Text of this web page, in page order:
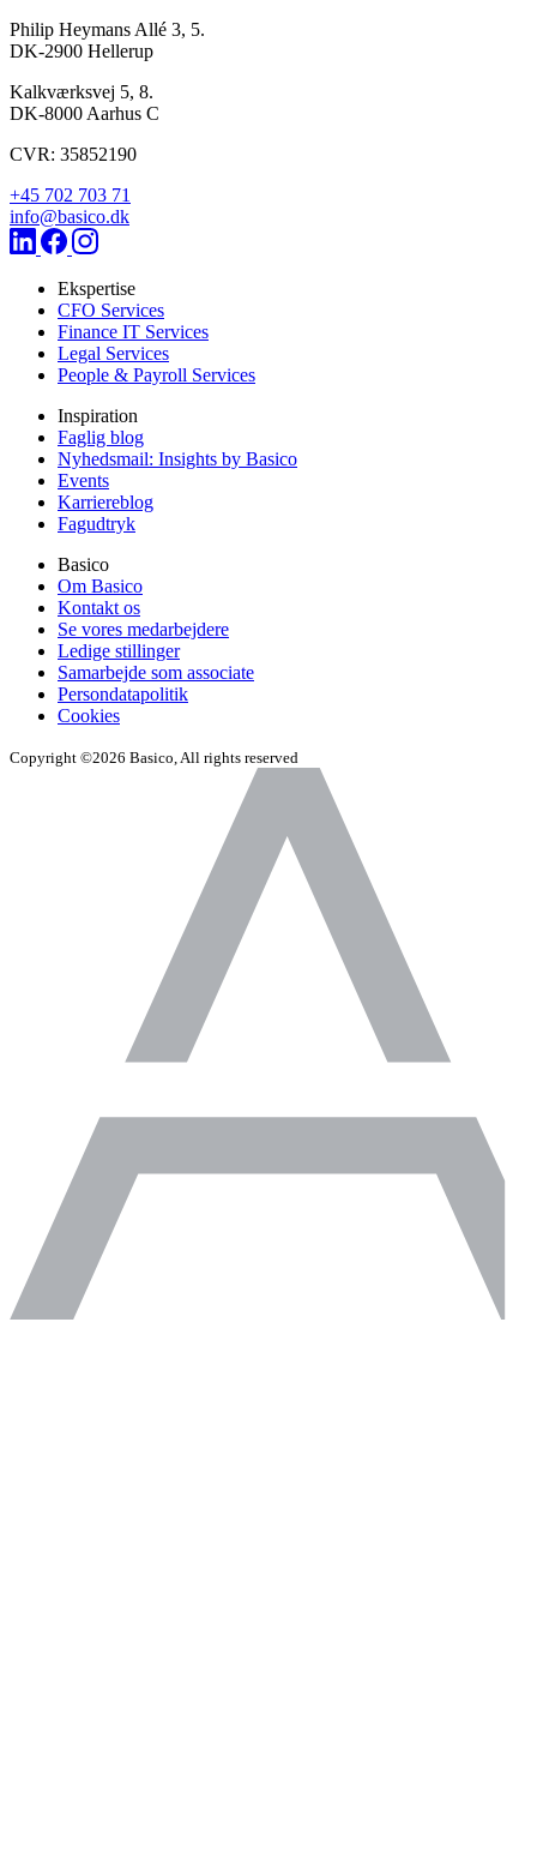
Philip Heymans Allé 3, 5.
DK-2900 Hellerup
Kalkværksvej 5, 8.
DK-8000 Aarhus C
CVR: 35852190
+45 702 703 71
info@basico.dk
Ekspertise
CFO Services
Finance IT Services
Legal Services
People & Payroll Services
Inspiration
Faglig blog
Nyhedsmail: Insights by Basico
Events
Karriereblog
Fagudtryk
Basico
Om Basico
Kontakt os
Se vores medarbejdere
Ledige stillinger
Samarbejde som associate
Persondatapolitik
Cookies
Copyright ©2026 Basico, All rights reserved